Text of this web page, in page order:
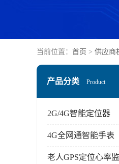
当前位置： 首页 > 供应商
产品分类 Product
2G/4G智能定位器
4G全网通智能手表
老人GPS定位心率